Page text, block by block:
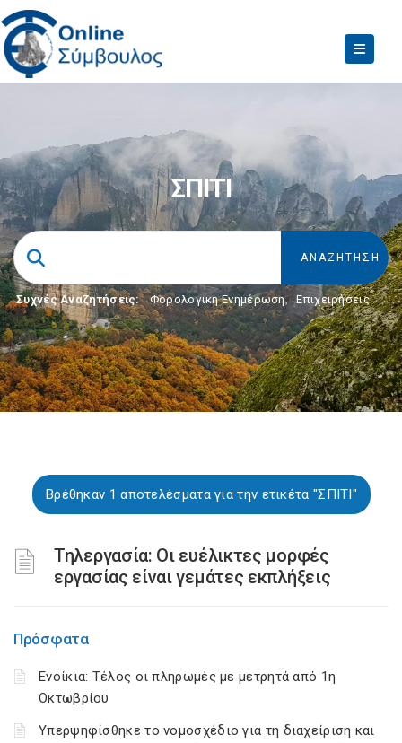
ΣΠΙΤΙ
Συχνές Αναζητήσεις: Φορολογικη Ενημέρωση, Επιχειρήσεις
Βρέθηκαν 1 αποτελέσματα για την ετικέτα "ΣΠΙΤΙ"
Τηλεργασία: Οι ευέλικτες μορφές
εργασίας είναι γεμάτες εκπλήξεις
Πρόσφατα
Ενοίκια: Τέλος οι πληρωμές με μετρητά από 1η
Οκτωβρίου
Υπερψηφίσθηκε το νομοσχέδιο για τη διαχείριση και